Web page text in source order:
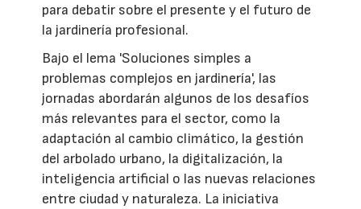
para debatir sobre el presente y el futuro de
la jardinería profesional.
Bajo el lema 'Soluciones simples a
problemas complejos en jardinería', las
jornadas abordarán algunos de los desafíos
más relevantes para el sector, como la
adaptación al cambio climático, la gestión
del arbolado urbano, la digitalización, la
inteligencia artificial o las nuevas relaciones
entre ciudad y naturaleza. La iniciativa